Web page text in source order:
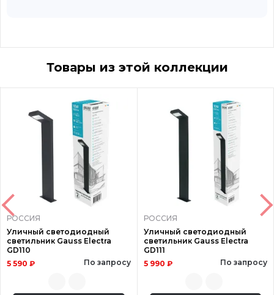
Товары из этой коллекции
РОССИЯ
Уличный светодиодный
светильник Gauss Electra
GD110
5 590 ₽
По запросу
РОССИЯ
Уличный светодиодный
светильник Gauss Electra
GD111
5 990 ₽
По запросу